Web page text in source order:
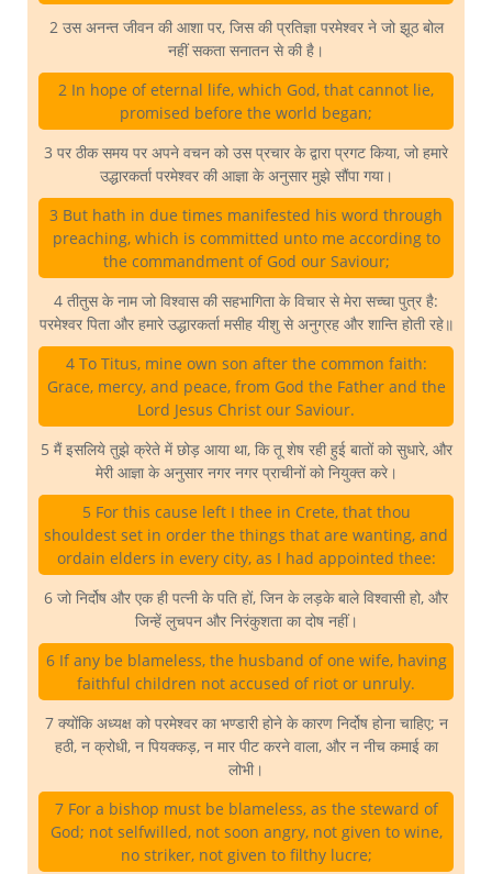
2 उस अनन्त जीवन की आशा पर, जिस की प्रतिज्ञा परमेश्वर ने जो झूठ बोल
नहीं सकता सनातन से की है।
2 In hope of eternal life, which God, that cannot lie,
promised before the world began;
3 पर ठीक समय पर अपने वचन को उस प्रचार के द्वारा प्रगट किया, जो हमारे
उद्धारकर्ता परमेश्वर की आज्ञा के अनुसार मुझे सौंपा गया।
3 But hath in due times manifested his word through
preaching, which is committed unto me according to
the commandment of God our Saviour;
4 तीतुस के नाम जो विश्वास की सहभागिता के विचार से मेरा सच्चा पुत्र है:
परमेश्वर पिता और हमारे उद्धारकर्ता मसीह यीशु से अनुग्रह और शान्ति होती रहे॥
4 To Titus, mine own son after the common faith:
Grace, mercy, and peace, from God the Father and the
Lord Jesus Christ our Saviour.
5 मैं इसलिये तुझे क्रेते में छोड़ आया था, कि तू शेष रही हुई बातों को सुधारे, और
मेरी आज्ञा के अनुसार नगर नगर प्राचीनों को नियुक्त करे।
5 For this cause left I thee in Crete, that thou
shouldest set in order the things that are wanting, and
ordain elders in every city, as I had appointed thee:
6 जो निर्दोष और एक ही पत्नी के पति हों, जिन के लड़के बाले विश्वासी हो, और
जिन्हें लुचपन और निरंकुशता का दोष नहीं।
6 If any be blameless, the husband of one wife, having
faithful children not accused of riot or unruly.
7 क्योंकि अध्यक्ष को परमेश्वर का भण्डारी होने के कारण निर्दोष होना चाहिए; न
हठी, न क्रोधी, न पियक्कड़, न मार पीट करने वाला, और न नीच कमाई का
लोभी।
7 For a bishop must be blameless, as the steward of
God; not selfwilled, not soon angry, not given to wine,
no striker, not given to filthy lucre;